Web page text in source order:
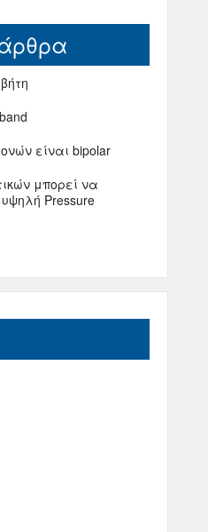
είναι bipolar
μπορεί να
Pressure